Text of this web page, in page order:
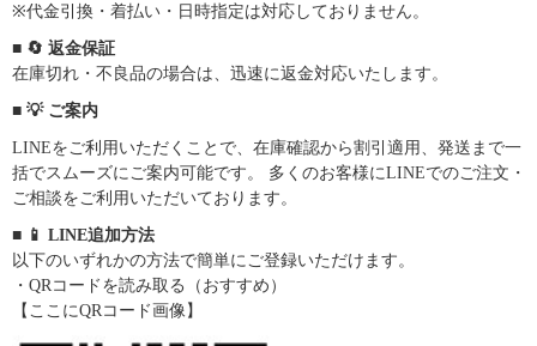
※代金引換・着払い・日時指定は対応しておりません。
■ 🔄 返金保証
在庫切れ・不良品の場合は、迅速に返金対応いたします。
■ 💡 ご案内
LINEをご利用いただくことで、在庫確認から割引適用、発送まで一
括でスムーズにご案内可能です。 多くのお客様にLINEでのご注文・
ご相談をご利用いただいております。
■ 📱 LINE追加方法
以下のいずれかの方法で簡単にご登録いただけます。
・QRコードを読み取る（おすすめ）
【ここにQRコード画像】